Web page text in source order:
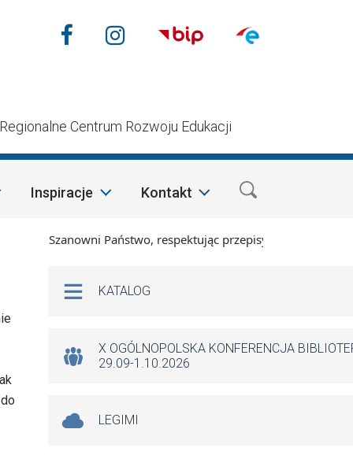
Nasze media
FacebookInstagram
Regionalne Centrum Rozwoju Edukacji
Inspiracje Kontakt
Szanowni Państwo, respektując przepisy prawa i mając na
Na skróty
KATALOG
X OGÓLNOPOLSKA KONFERENCJA
29.09-1.10.2026
LEGIMI